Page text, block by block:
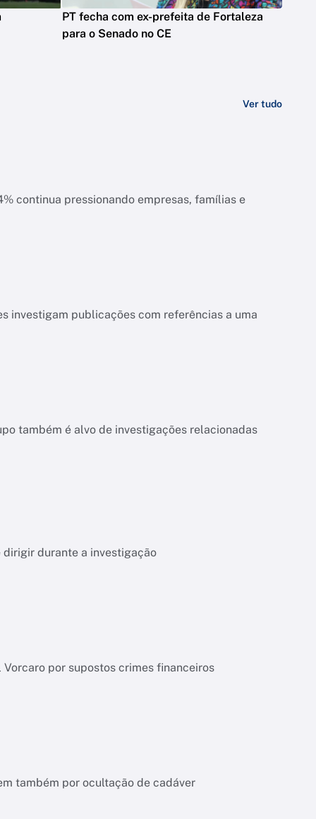
PT fecha com ex-prefeita de Fortaleza
para o Senado no CE
Ver tudo
e
investigam publicações com referências a uma
também é alvo de investigações relacionadas
dirigir durante a investigação
por supostos crimes financeiros
também por ocultação de cadáver